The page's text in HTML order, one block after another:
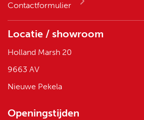
Contactformulier
Locatie / showroom
Holland Marsh 20
9663 AV
Nieuwe Pekela
Openingstijden